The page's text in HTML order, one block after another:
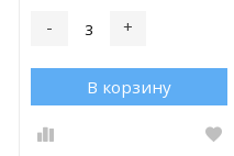
- +
В корзину